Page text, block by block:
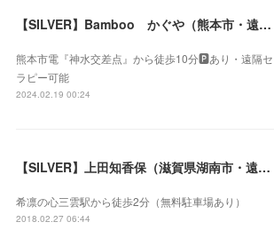
【SILVER】Bamboo かぐや（熊本市・遠隔セラピー可）
熊本市電『神水交差点』から徒歩10分🅿️あり・遠隔セ
ラピー可能
2024.02.19 00:24
【SILVER】上田知香保（滋賀県湖南市・遠隔セラピー可）
希凛の心三雲駅から徒歩2分（無料駐車場あり）
2018.02.27 06:44